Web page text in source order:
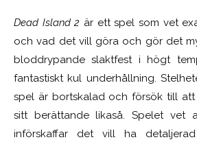
Dead Island 2 är ett spel som vet
och vad det vill göra och gör det
bloddrypande slaktfest i högt
fantastiskt kul underhållning.
spel är bortskalad och försök till
sitt berättande likaså. Spelet vet
införskaffar det vill ha